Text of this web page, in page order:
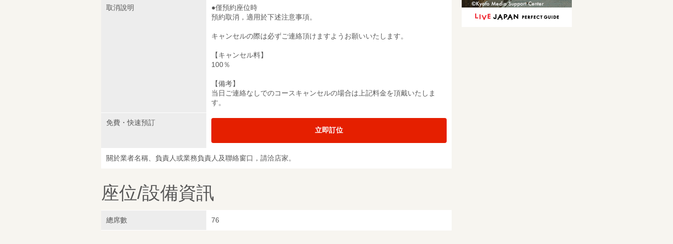
取消說明
●僅預約座位時
預約取消，適用於下述注意事項。
キャンセルの際は必ずご連絡頂けますようお願いいたします。
【キャンセル料】
100％
【備考】
当日ご連絡なしでのコースキャンセルの場合は上記料金を頂戴いたしま
す。
免費・快速預訂
立即訂位
關於業者名稱、負責人或業務負責人及聯絡窗口，請洽店家。
座位/設備資訊
總席數 76